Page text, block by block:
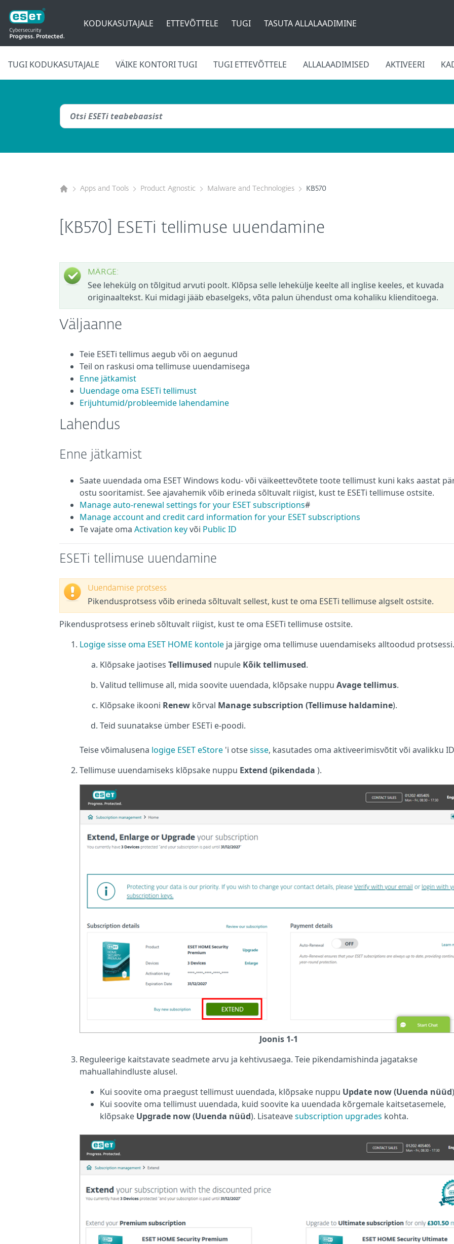
KODUKASUTAJALE ETTEVÕTTELE TUGI TASUTA ALLALAADIMINE
TUGI KODUKASUTAJALE VÄIKE KONTORI TUGI TUGI ETTEVÕTTELE ALLALAADIMISED AKTIVEERI
Apps and Tools Product Agnostic Malware and Technologies KB570
[KB570] ESETi tellimuse uuendamine
MÄRGE:
See lehekülg on tõlgitud arvuti poolt. Klõpsa selle lehekülje keelte all inglise keeles, et kuvada
originaaltekst. Kui midagi jääb ebaselgeks, võta palun ühendust oma kohaliku klienditoega.
Väljaanne
Teie ESETi tellimus aegub või on aegunud
Teil on raskusi oma tellimuse uuendamisega
Enne jätkamist
Uuendage oma ESETi tellimust
Erijuhtumid/probleemide lahendamine
Lahendus
Enne jätkamist
Saate uuendada oma ESET Windows kodu- või väikeettevõtete toote tellimust kuni kaks aastat
ostu sooritamist. See ajavahemik võib erineda sõltuvalt riigist, kust te ESETi tellimuse ostsite.
Manage auto-renewal settings for your ESET subscriptions#
Manage account and credit card information for your ESET subscriptions
Te vajate oma Activation keyvõi Public ID
ESETi tellimuse uuendamine
Uuendamise protsess
Pikendusprotsess võib erineda sõltuvalt sellest, kust te oma ESETi tellimuse algselt ostsite.
Pikendusprotsess erineb sõltuvalt riigist, kust te oma ESETi tellimuse ostsite.
Logige sisse oma ESET HOME kontole ja järgige oma tellimuse uuendamiseks alltoodud protsessi.
Klõpsake jaotises Tellimused nupule Kõik tellimused.
Valitud tellimuse all, mida soovite uuendada, klõpsake nuppu Avage tellimus.
Klõpsake ikooni Renew kõrval Manage subscription (Tellimuse haldamine).
Teid suunatakse ümber ESETi e-poodi.
Teise võimalusena logige ESET eStore 'i otsesisse, kasutades oma aktiveerimisvõtit või avalikku
Tellimuse uuendamiseks klõpsake nuppu Extend (pikendada ).
Joonis 1-1
Reguleerige kaitstavate seadmete arvu ja kehtivusaega. Teie pikendamishinda jagatakse
mahuallahindluste alusel.
Kui soovite oma praegust tellimust uuendada, klõpsake nuppu Update now (Uuenda nüüd
Kui soovite oma tellimust uuendada, kuid soovite ka uuendada kõrgemale kaitsetasemele,
klõpsake Upgrade now (Uuenda nüüd). Lisateavesubscription upgrades kohta.